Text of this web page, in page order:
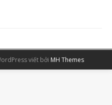
viết bởi MH Themes